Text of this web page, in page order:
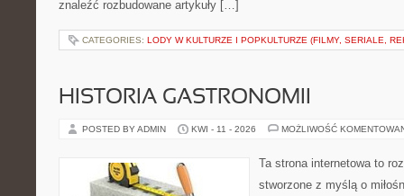
znaleźć rozbudowane artykuły […]
CATEGORIES: LODY W KULTURZE I POPKULTURZE (FILMY, SERIALE,
HISTORIA GASTRONOMII
POSTED BY ADMIN KWI - 11 - 2026 MOŻLIWOŚĆ
Ta strona internetowa to
stworzone z myślą o